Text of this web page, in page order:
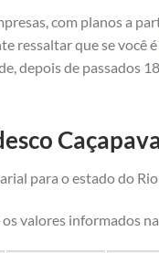
com planos a
ressaltar que se você é
depois de passados
para o estado do
valores informados